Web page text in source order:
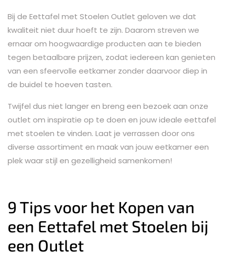
Bij de Eettafel met Stoelen Outlet geloven we dat
kwaliteit niet duur hoeft te zijn. Daarom streven we
ernaar om hoogwaardige producten aan te bieden
tegen betaalbare prijzen, zodat iedereen kan genieten
van een sfeervolle eetkamer zonder daarvoor diep in
de buidel te hoeven tasten.
Twijfel dus niet langer en breng een bezoek aan onze
outlet om inspiratie op te doen en jouw ideale eettafel
met stoelen te vinden. Laat je verrassen door ons
diverse assortiment en maak van jouw eetkamer een
plek waar stijl en gezelligheid samenkomen!
9 Tips voor het Kopen van
een Eettafel met Stoelen bij
een Outlet